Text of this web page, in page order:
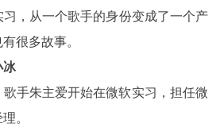
，从一个歌手的身份变成了一个产
很多故事。
冰
朱主爱开始在微软实习，担任微
。